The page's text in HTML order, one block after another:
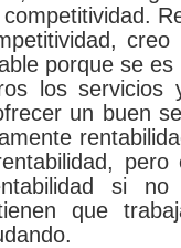
porque se es
los servicios
un buen
pero
si no
que